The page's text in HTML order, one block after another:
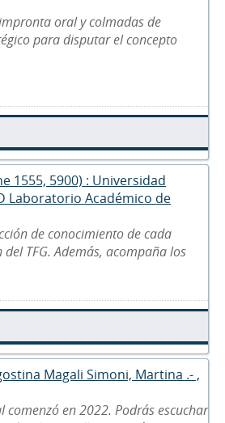
oral y colmadas de
para disputar el concepto
1555, 5900) : Universidad
Laboratorio Académico de
de conocimiento de cada
TFG. Además, acompaña los
Magali Simoni, Martina .- ,
comenzó en 2022. Podrás escuchar